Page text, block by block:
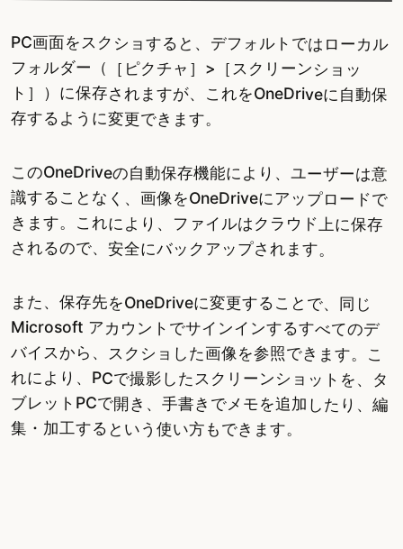
PC画面をスクショすると、デフォルトではローカル
フォルダー（［ピクチャ］>［スクリーンショッ
ト］）に保存されますが、これをOneDriveに自動保
存するように変更できます。
このOneDriveの自動保存機能により、ユーザーは意
識することなく、画像をOneDriveにアップロードで
きます。これにより、ファイルはクラウド上に保存
されるので、安全にバックアップされます。
また、保存先をOneDriveに変更することで、同じ
Microsoft アカウントでサインインするすべてのデ
バイスから、スクショした画像を参照できます。こ
れにより、PCで撮影したスクリーンショットを、タ
ブレットPCで開き、手書きでメモを追加したり、編
集・加工するという使い方もできます。